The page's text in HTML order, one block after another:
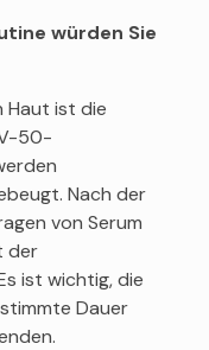
würden Sie
Haut ist die
50-
Nach der
von Serum
der
ist wichtig, die
Dauer